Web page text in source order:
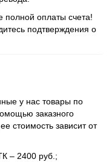
полной оплаты счета!
подтверждения о
у нас товары по
заказного
стоимость зависит от
– 2400 руб.;